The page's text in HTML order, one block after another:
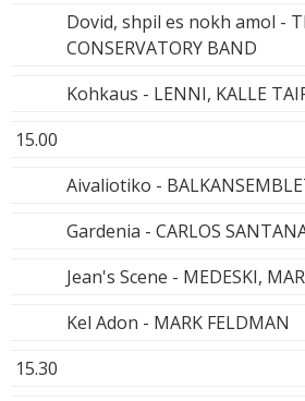
Dovid, shpil es nokh amol -
CONSERVATORY BAND
Kohkaus - LENNI, KALLE
15.00
Aivaliotiko -
Gardenia - CARLOS
Jean's Scene - MEDESKI,
Kel Adon - MARK FELDMAN
15.30